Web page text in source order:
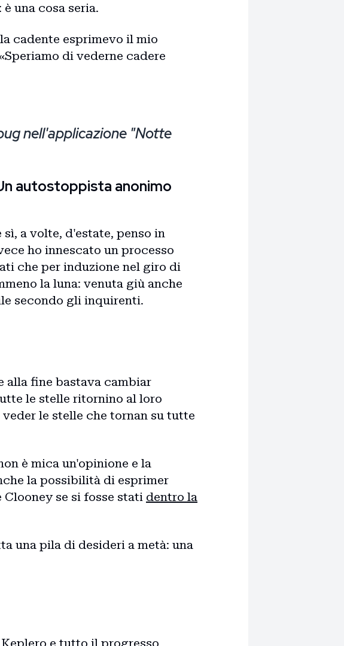
una cosa seria.
cadente esprimevo il mio
di vederne cadere
nell'applicazione "Notte
autostoppista anonimo
sì, a volte, d'estate, penso in
ho innescato un processo
che per induzione nel giro di
la luna: venuta giù anche
secondo gli inquirenti.
alla fine bastava cambiar
le stelle ritornino al loro
le stelle che tornan su tutte
è mica un'opinione e la
la possibilità di esprimer
se si fosse stati dentro la
una pila di desideri a metà: una
e tutto il progresso